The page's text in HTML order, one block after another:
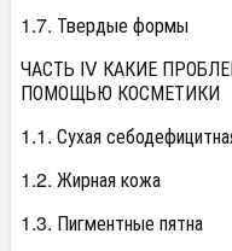
1.7. Твердые формы
ЧАСТЬ IV КАКИЕ
ПОМОЩЬЮ КОСМЕТИКИ
1.1. Сухая
1.2. Жирная кожа
1.3. Пигментные пятна